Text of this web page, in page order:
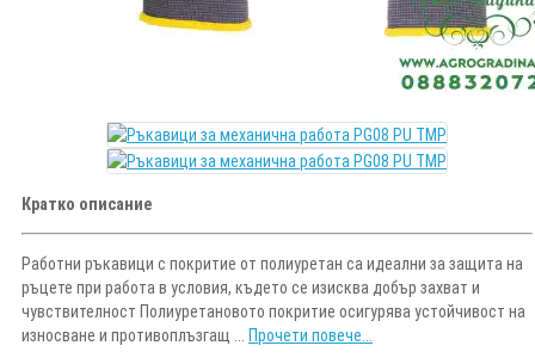
Кратко описание
Работни ръкавици с покритие от полиуретан са идеални за защита на
ръцете при работа в условия, където се изисква добър захват и
чувствителност Полиуретановото покритие осигурява устойчивост на
износване и противоплъзгащ ... Прочети повече...